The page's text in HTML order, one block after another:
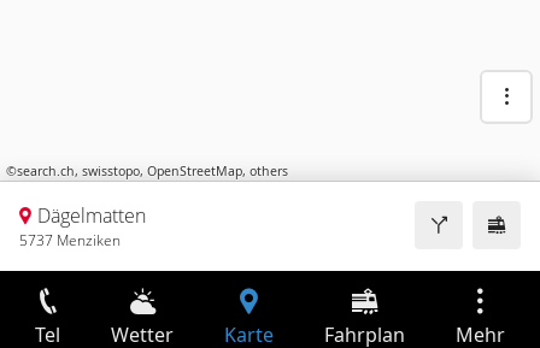
©search.ch, swisstopo, OpenStreetMap, others
Dägelmatten
5737 Menziken
Tel Wetter Karte Fahrplan Mehr